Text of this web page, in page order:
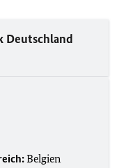
Deutschland
Belgien